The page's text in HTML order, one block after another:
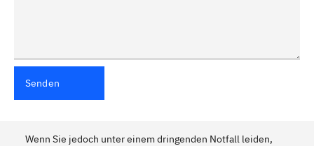
Senden
Wenn Sie jedoch unter einem dringenden Notfall leiden,